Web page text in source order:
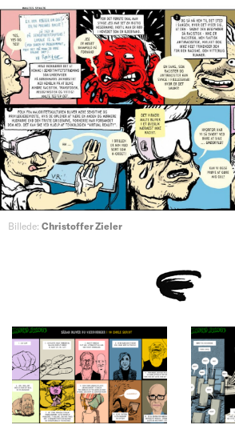
Billede: Christoffer Zieler